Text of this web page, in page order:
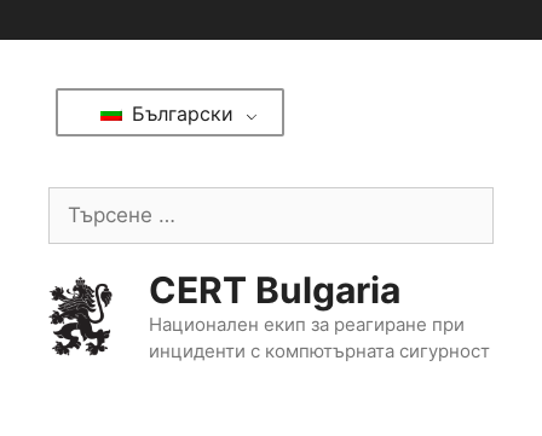
Български
CERT Bulgaria
Национален екип за реагиране при
инциденти с компютърната сигурност